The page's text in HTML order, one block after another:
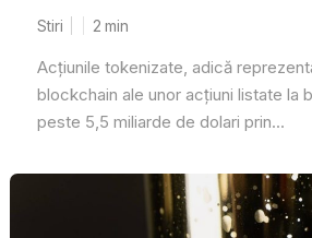
Stiri 2 min
Acțiunile tokenizate, adică
blockchain ale unor acțiuni listate la
peste 5,5 miliarde de dolari prin...